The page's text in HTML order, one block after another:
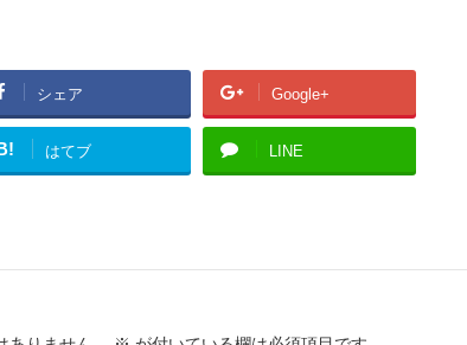
シェア Google+
はてブ LINE